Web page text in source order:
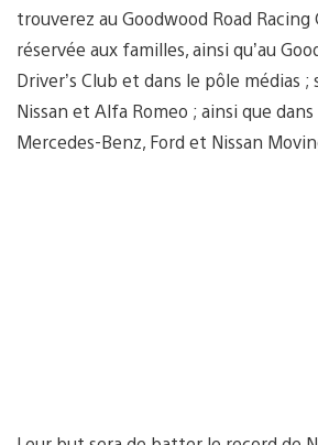
trouverez au Goodwood Road Racing
réservée aux familles, ainsi qu’au
Driver’s Club et dans le pôle médias ;
Nissan et Alfa Romeo ; ainsi que dans
Mercedes-Benz, Ford et Nissan